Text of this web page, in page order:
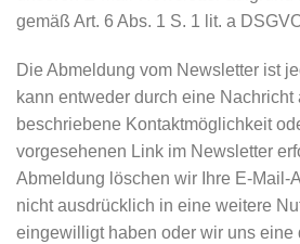
gemäß Art. 6 Abs. 1 S. 1 lit. a
Die Abmeldung vom Newsletter ist
kann entweder durch eine Nachricht
beschriebene Kontaktmöglichkeit
vorgesehenen Link im Newsletter
Abmeldung löschen wir Ihre E-Mail-
nicht ausdrücklich in eine weitere
eingewilligt haben oder wir uns eine